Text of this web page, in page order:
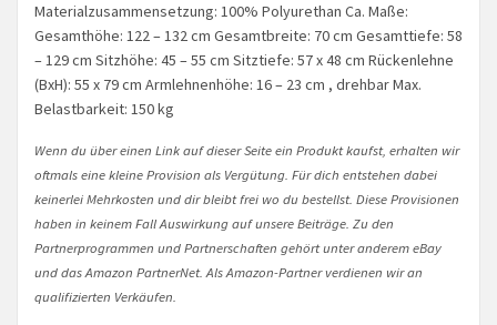
Materialzusammensetzung: 100% Polyurethan Ca. Maße:
Gesamthöhe: 122 – 132 cm Gesamtbreite: 70 cm Gesamttiefe: 58
– 129 cm Sitzhöhe: 45 – 55 cm Sitztiefe: 57 x 48 cm Rückenlehne
(BxH): 55 x 79 cm Armlehnenhöhe: 16 – 23 cm , drehbar Max.
Belastbarkeit: 150 kg
Wenn du über einen Link auf dieser Seite ein Produkt kaufst, erhalten wir
oftmals eine kleine Provision als Vergütung. Für dich entstehen dabei
keinerlei Mehrkosten und dir bleibt frei wo du bestellst. Diese Provisionen
haben in keinem Fall Auswirkung auf unsere Beiträge. Zu den
Partnerprogrammen und Partnerschaften gehört unter anderem eBay
und das Amazon PartnerNet. Als Amazon-Partner verdienen wir an
qualifizierten Verkäufen.